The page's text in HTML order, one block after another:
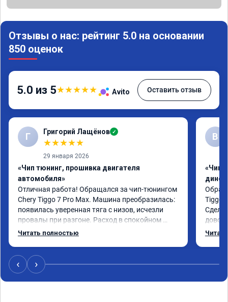
Отзывы о нас: рейтинг 5.0 на основании
850 оценок
5.0 из 5★★★★★ Avito Оставить отзыв
Г Григорий Лащёнов ✓
★★★★★
29 января 2026
«Чип тюнинг, прошивка двигателя
автомобиля»
Отличная работа! Обращался за чип-тюнингом
Chery Tiggo 7 Pro Max. Машина преобразилась:
появилась уверенная тяга с низов, исчезли
провалы при разгоне. Расход в спокойном
режиме даже немного снизился. Все сделали
Читать полностью
В
«Чип
Tiggo
‹ ›